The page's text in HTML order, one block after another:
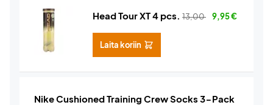
Head Tour XT 4 pcs. 13,00 9,95€
Laita koriin
Nike Cushioned Training Crew Socks 3-Pack